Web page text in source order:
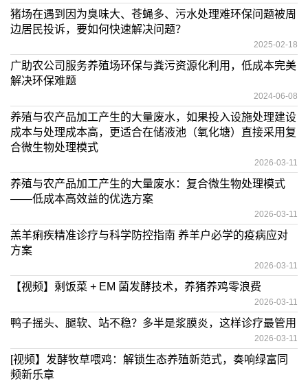
猪场在遇到因为臭味大、苍蝇多、污水处理难环保问题被周
边居民投诉，要如何快速解决问题？
2025-02-18
广助农公司服务养殖场环保与粪污资源化利用，低成本完美
解决环保难题
2024-06-08
养殖与农产品加工产生的大量废水，如果投入设施处理建设
成本与处理成本高，更适合在储液池（氧化塘）直接采用复
合微生物处理模式
2026-03-11
养殖与农产品加工产生的大量废水：复合微生物处理模式
——低成本高效益的优选方案
2026-03-11
羔羊痢疾精准诊疗与科学防控指南 养羊户必学的疫病应对
方案
2026-03-11
【视频】剩饭菜 + EM 菌发酵技术，养猪养鸡零浪费
2026-03-11
鸭子摇头、腿软、站不稳？多半是浆膜炎，这样诊疗最管用
2026-03-11
[视频】发酵牧草喂鸡：解锁生态养殖新范式，奏响绿富同
频新乐章